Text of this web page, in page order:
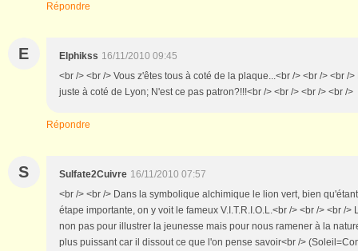
Répondre
E Elphikss 16/11/2010 09:45
<br /> <br /> Vous z'êtes tous à coté de la plaque...<br /> <br /> <br /
juste à coté de Lyon; N'est ce pas patron?!!!<br /> <br /> <br /> <br />
Répondre
S Sulfate2Cuivre 16/11/2010 07:57
<br /> <br /> Dans la symbolique alchimique le lion vert, bien
étape importante, on y voit le fameux V.I.T.R.I.O.L.<br /> <br /> <br />
non pas pour illustrer la jeunesse mais pour nous ramener à la
plus puissant car il dissout ce que l'on pense savoir<br />